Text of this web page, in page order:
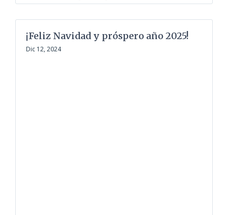
¡Feliz Navidad y próspero año 2025!
Dic 12, 2024